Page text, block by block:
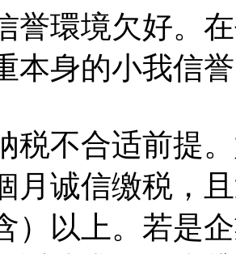
誉環境欠好。
本身的小我信
税不合适前提
月诚信缴税，
）以上。若是